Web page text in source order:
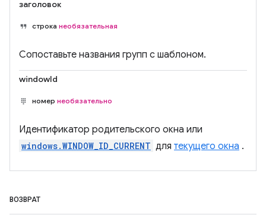
заголовок
строка необязательная
Сопоставьте названия групп с шаблоном.
windowId
номер необязательно
Идентификатор родительского окна или
windows.WINDOW_ID_CURRENT для текущего окна .
ВОЗВРАТ